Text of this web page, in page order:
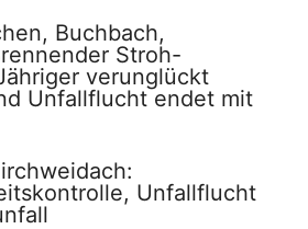
Buchbach,
Stroh-
verunglückt
Unfallflucht endet mit
Unfallflucht